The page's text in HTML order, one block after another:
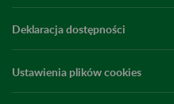
Deklaracja dostępności
Ustawienia plików cookies